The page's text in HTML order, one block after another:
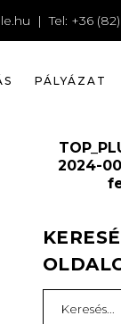
| Tel: +36
PÁLYÁZAT
2024-
for: